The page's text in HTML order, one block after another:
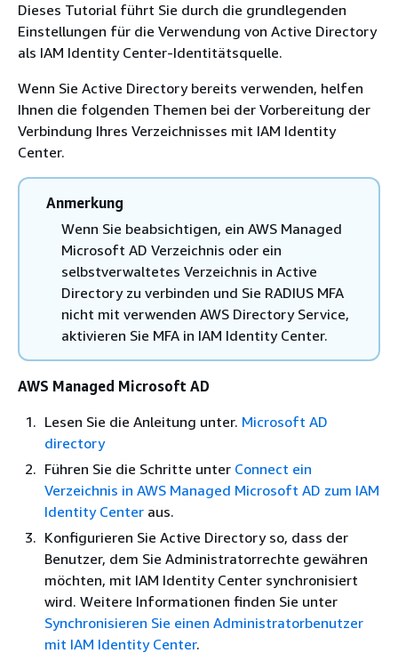
Dieses Tutorial führt Sie durch die grundlegenden
Einstellungen für die Verwendung von Active Directory
als IAM Identity Center-Identitätsquelle.
Wenn Sie Active Directory bereits verwenden, helfen
Ihnen die folgenden Themen bei der Vorbereitung der
Verbindung Ihres Verzeichnisses mit IAM Identity
Center.
Anmerkung
Wenn Sie beabsichtigen, ein AWS Managed
Microsoft AD Verzeichnis oder ein
selbstverwaltetes Verzeichnis in Active
Directory zu verbinden und Sie RADIUS MFA
nicht mit verwenden AWS Directory Service,
aktivieren Sie MFA in IAM Identity Center.
AWS Managed Microsoft AD
Lesen Sie die Anleitung unter. Microsoft AD
directory
Führen Sie die Schritte unter Connect ein
Verzeichnis in AWS Managed Microsoft AD zum IAM
Identity Center aus.
Konfigurieren Sie Active Directory so, dass der
Benutzer, dem Sie Administratorrechte gewähren
möchten, mit IAM Identity Center synchronisiert
wird. Weitere Informationen finden Sie unter
Synchronisieren Sie einen Administratorbenutzer
mit IAM Identity Center.